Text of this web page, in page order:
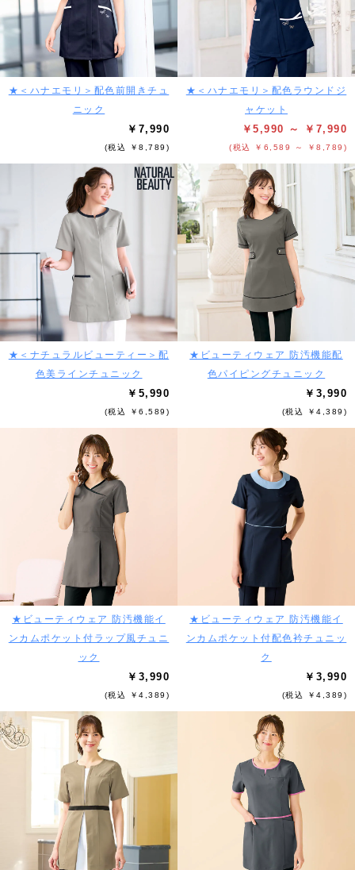
★＜ハナエモリ＞配色前開きチュ
ニック
￥7,990
(税込 ￥8,789)
★＜ハナエモリ＞配色ラウンドジ
ャケット
￥5,990 ～ ￥7,990
(税込 ￥6,589 ～ ￥8,789)
★＜ナチュラルビューティー＞配
色美ラインチュニック
￥5,990
(税込 ￥6,589)
★ビューティウェア 防汚機能配
色パイピングチュニック
￥3,990
(税込 ￥4,389)
★ビューティウェア 防汚機能イ
ンカムポケット付ラップ風チュニ
ック
￥3,990
(税込 ￥4,389)
★ビューティウェア 防汚機能イ
ンカムポケット付配色衿チュニッ
ク
￥3,990
(税込 ￥4,389)